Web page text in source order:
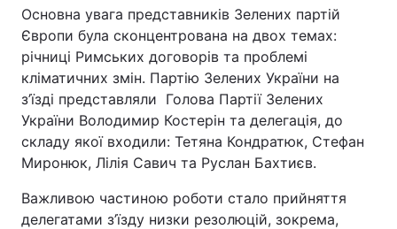
Головна Війна
Економіка Світ
Основна увага представників Зелених партій
Європи була сконцентрована на двох темах:
річниці Римських договорів та проблемі
кліматичних змін. Партію Зелених України на
з’їзді представляли Голова Партії Зелених
України Володимир Костерін та делегація, до
складу якої входили: Тетяна Кондратюк, Стефан
Миронюк, Лілія Савич та Руслан Бахтиєв.
Важливою частиною роботи стало прийняття
делегатами з’їзду низки резолюцій, зокрема,